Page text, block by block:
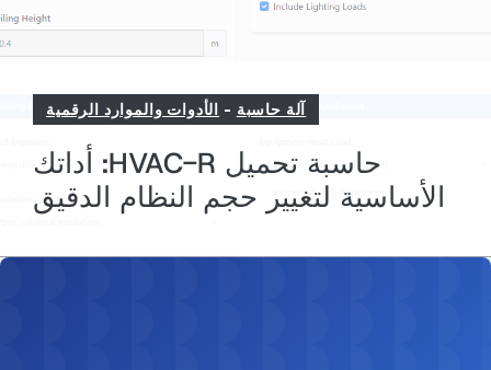
آلة حاسبة - الأدوات والموارد الرقمية
حاسبة تحميل HVAC-R: أداتك
الأساسية لتغيير حجم النظام الدقيق